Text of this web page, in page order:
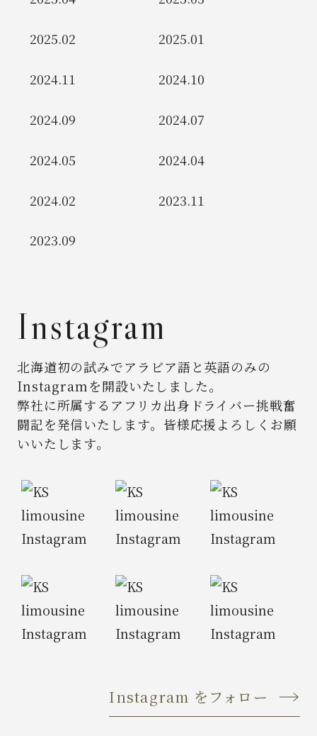
2025.02 2025.01
2024.11 2024.10
2024.09 2024.07
2024.05 2024.04
2024.02 2023.11
2023.09
Instagram
北海道初の試みでアラビア語と英語のみの
Instagramを開設いたしました。
弊社に所属するアフリカ出身ドライバー挑戦奮
闘記を発信いたします。 皆様応援よろしくお願
いいたします。
Instagram をフォロー